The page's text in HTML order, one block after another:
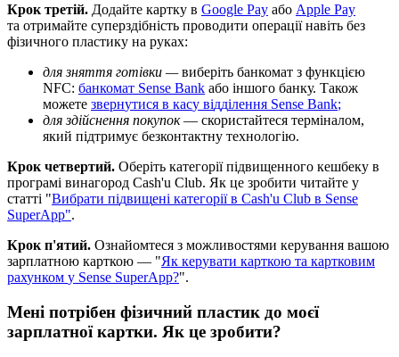
Крок третій. Додайте картку в Google Pay або Apple Pay
та отримайте суперздібність проводити операції навіть без
фізичного пластику на руках:
для зняття готівки — виберіть банкомат з функцією
NFC: банкомат Sense Bank або іншого банку. Також
можете звернутися в касу відділення Sense Bank;
для здійснення покупок — скористайтеся терміналом,
який підтримує безконтактну технологію.
Крок четвертий. Оберіть категорії підвищенного кешбеку в
програмі винагород Cash'u Club. Як це зробити читайте у
статті "Вибрати підвищені категорії в Cash'u Club в Sense
SuperApp".
Крок п'ятий. Ознайомтеся з можливостями керування вашою
зарплатною карткою — "Як керувати карткою та картковим
рахунком у Sense SuperApp?".
Мені потрібен фізичний пластик до моєї
зарплатної картки. Як це зробити?